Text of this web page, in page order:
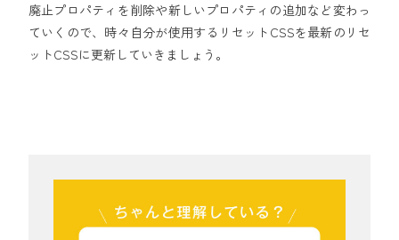
廃止プロパティを削除や新しいプロパティの追加など変わっ
ていくので、時々自分が使用するリセットCSSを最新のリセ
ットCSSに更新していきましょう。